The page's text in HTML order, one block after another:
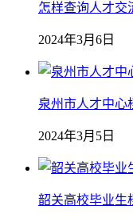
怎样查询人才交
2024年3月6日
泉州市人才中心
2024年3月5日
韶关高校毕业生